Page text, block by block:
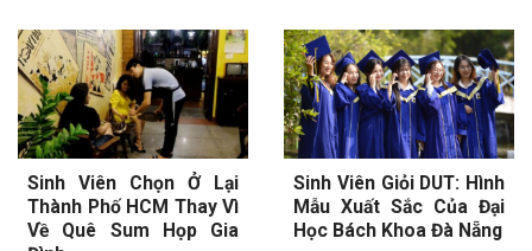
Sinh Viên Chọn Ở Lại
Thành Phố HCM Thay Vì
Về Quê Sum Họp Gia
Sinh Viên Giỏi DUT: Hình
Mẫu Xuất Sắc Của Đại
Học Bách Khoa Đà Nẵng